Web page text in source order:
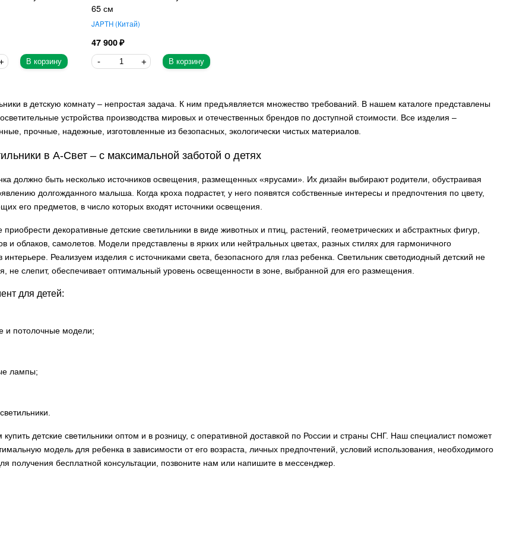
В корзину
65 см
JAPTH Китай
47 900
В корзину
в детскую комнату – непростая задача. К ним предъявляется множество требований. В нашем каталоге представлены
устройства производства мировых и отечественных брендов по доступной стоимости. Все изделия –
прочные, надежные, изготовленные из безопасных, экологически чистых материалов.
в А-Свет – с максимальной заботой о детях
должно быть несколько источников освещения, размещенных «ярусами». Их дизайн выбирают родители, обустраивая
долгожданного малыша. Когда кроха подрастет, у него появятся собственные интересы и предпочтения по цвету,
его предметов, в число которых входят источники освещения.
декоративные детские светильники в виде животных и птиц, растений, геометрических и абстрактных фигур,
и облаков, самолетов. Модели представлены в ярких или нейтральных цветах, разных стилях для гармоничного
интерьере. Реализуем изделия с источниками света, безопасного для глаз ребенка. Светильник светодиодный детский не
не слепит, обеспечивает оптимальный уровень освещенности в зоне, выбранной для его размещения.
для детей:
и потолочные модели;
лампы;
детские светильники оптом и в розницу, с оперативной доставкой по России и страны СНГ. Наш специалист поможет
модель для ребенка в зависимости от его возраста, личных предпочтений, условий использования, необходимого
получения бесплатной консультации, позвоните нам или напишите в мессенджер.